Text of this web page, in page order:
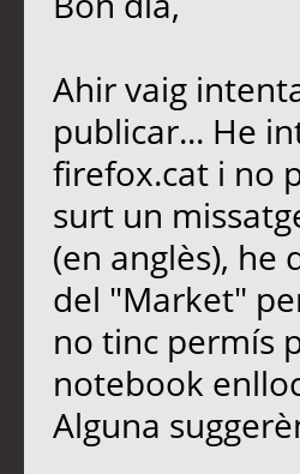
Ahir vaig
publicar... He
firefox.cat i no
surt un
(en anglès), he
del "Market"
no tinc permís
notebook
Alguna